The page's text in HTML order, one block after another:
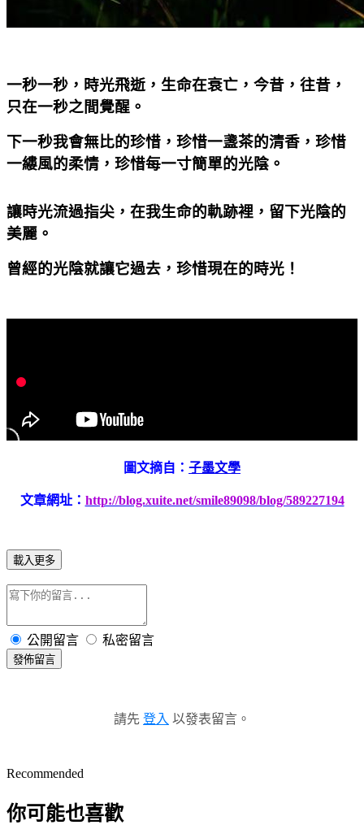
一秒一秒，時光飛逝，生命在衰亡，今昔，往昔，
只在一秒之間覺醒。
下一秒我會無比的珍惜，珍惜一盞茶的清香，珍惜
一縷風的柔情，珍惜每一寸簡單的光陰。
讓時光流過指尖，在我生命的軌跡裡，留下光陰的
美麗。
曾經的光陰就讓它過去，珍惜現在的時光！
圖文摘自： 子墨文學
文章網址： http://blog.xuite.net/smile89098/blog/589227194
載入更多
公開留言 私密留言
發佈留言
請先 登入 以發表留言。
Recommended
你可能也喜歡